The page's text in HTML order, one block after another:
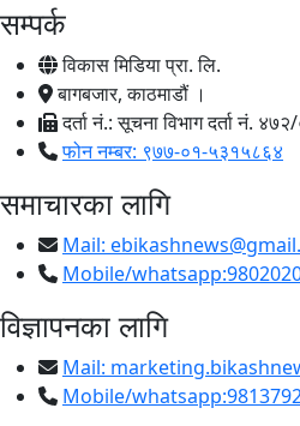
सम्पर्क
विकास मिडिया प्रा. लि.
बागबजार, काठमाडौं ।
दर्ता नं.: सूचना विभाग दर्ता नं.
फोन नम्बर: ९७७-०१-५३१५८६४
समाचारका लागि
Mail:
Mobile/
विज्ञापनका लागि
Mail:
Mobile/